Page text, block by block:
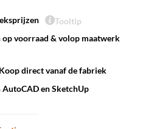
Tooltip
voorraad & volop maatwerk
direct vanaf de fabriek
en SketchUp